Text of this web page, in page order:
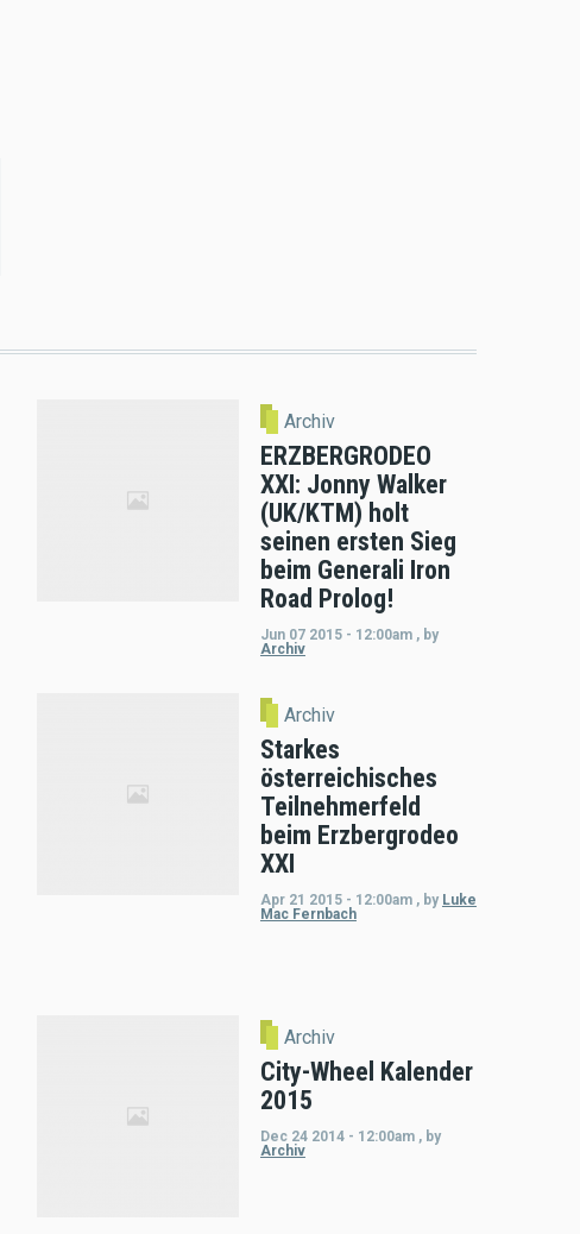
Archiv
ERZBERGRODEO
XXI: Jonny Walker
(UK/KTM) holt
seinen ersten Sieg
beim Generali Iron
Road Prolog!
Jun 07 2015 - 12:00am , by
Archiv
Archiv
Starkes
österreichisches
Teilnehmerfeld
beim Erzbergrodeo
XXI
Apr 21 2015 - 12:00am , by Luke
Mac Fernbach
Archiv
City-Wheel Kalender
2015
Dec 24 2014 - 12:00am , by
Archiv